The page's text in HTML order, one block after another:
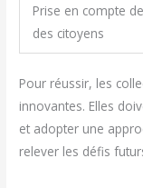
Prise en compte
des citoyens
Pour réussir, les
innovantes. Elles
et adopter une
relever les défis